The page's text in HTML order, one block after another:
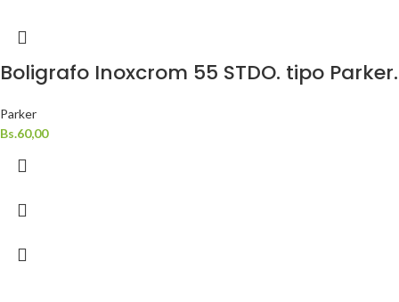
Boligrafo Inoxcrom 55 STDO. tipo Parker.
Parker
Bs.60,00